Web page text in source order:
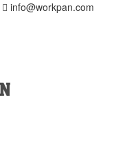
info@workpan.com